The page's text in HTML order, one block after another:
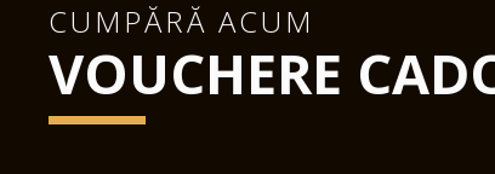
CUMPĂRĂ ACUM
VOUCHERE